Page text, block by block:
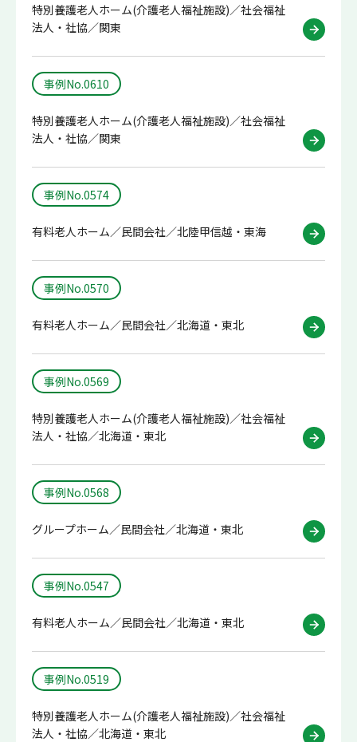
特別養護老人ホーム(介護老人福祉施設)／社会福祉
法人・社協／関東
事例No.0610
特別養護老人ホーム(介護老人福祉施設)／社会福祉
法人・社協／関東
事例No.0574
有料老人ホーム／民間会社／北陸甲信越・東海
事例No.0570
有料老人ホーム／民間会社／北海道・東北
事例No.0569
特別養護老人ホーム(介護老人福祉施設)／社会福祉
法人・社協／北海道・東北
事例No.0568
グループホーム／民間会社／北海道・東北
事例No.0547
有料老人ホーム／民間会社／北海道・東北
事例No.0519
特別養護老人ホーム(介護老人福祉施設)／社会福祉
法人・社協／北海道・東北